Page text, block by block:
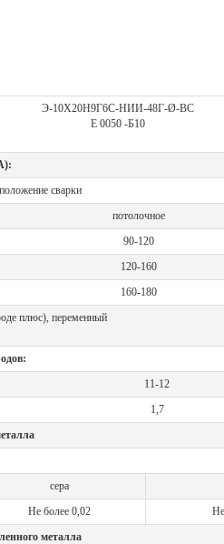
Э-10Х20Н9Г6С-НИИ-48Г-Ø-ВС
Е 0050 -Б10
сварки
потолочное
90-120
120-160
160-180
плюс), переменный
11-12
1,7
сера
Не более 0,02
металла